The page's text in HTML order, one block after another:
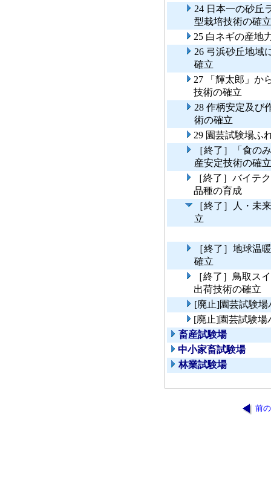
24 日本一の砂丘
型栽培技術の確立
25 白ネギの産地
26 弓浜砂丘地域
確立
27 「輝太郎」か
技術の確立
28 作柄安定及び
術の確立
29 園芸試験場ふ
［終了］「食の
産安定技術の確立
［終了］バイテ
品種の育成
［終了］人・未
立
［終了］地球温
確立
［終了］鳥取ス
出荷技術の確立
[廃止]園芸試験
[廃止]園芸試験場
畜産試験場
中小家畜試験場
林業試験場
前